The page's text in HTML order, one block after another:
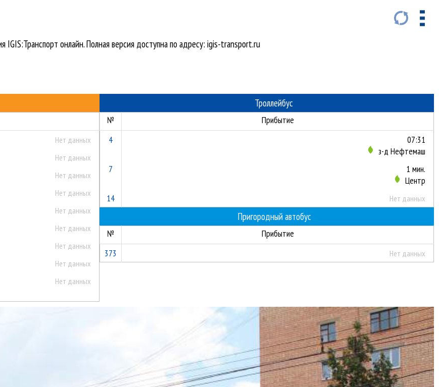
IGIS:Транспорт онлайн. Полная версия доступна по адресу: igis-transport.ru
Нет данных
Нет данных
Нет данных
Нет данных
Нет данных
Нет данных
Нет данных
Нет данных
Нет данных
Троллейбус
№
Прибытие
4
07:31
з-д Нефтемаш
7
1 мин.
Центр
14
Нет данных
Пригородный автобус
№
Прибытие
373
Нет данных